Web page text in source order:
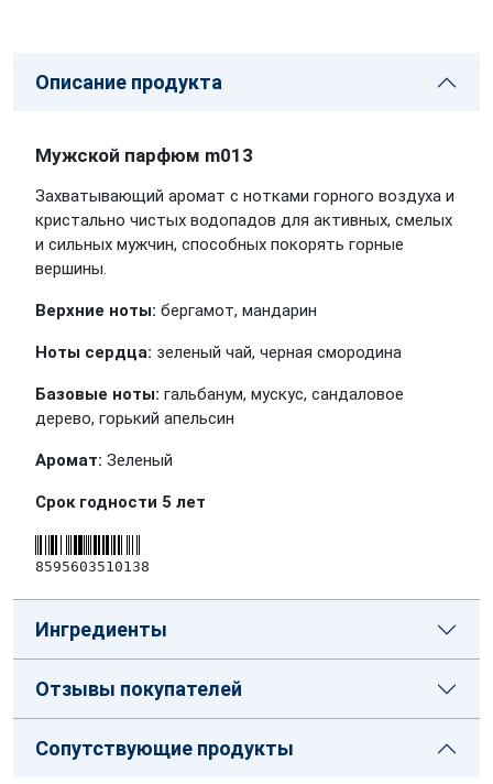
Описание продукта
Мужской парфюм m013
Захватывающий аромат с нотками горного воздуха и
кристально чистых водопадов для активных, смелых
и сильных мужчин, способных покорять горные
вершины.
Верхние ноты: бергамот, мандарин
Ноты сердца: зеленый чай, черная смородина
Базовые ноты: гальбанум, мускус, сандаловое
дерево, горький апельсин
Аромат: Зеленый
Срок годности 5 лет
8595603510138
Ингредиенты
Отзывы покупателей
Сопутствующие продукты